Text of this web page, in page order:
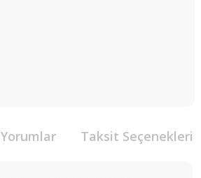
Yorumlar Taksit Seçenekleri